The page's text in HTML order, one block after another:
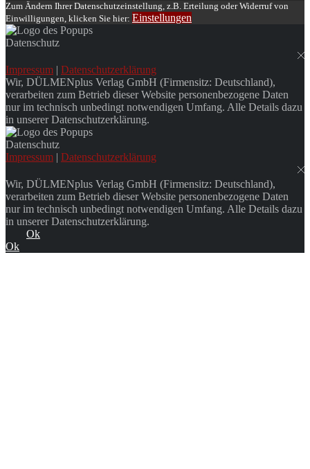
Zum Ändern Ihrer Datenschutzeinstellung, z.B. Erteilung oder Widerruf von
Einwilligungen, klicken Sie hier: Einstellungen
Datenschutz
Impressum | Datenschutzerklärung
Wir, DÜLMENplus Verlag GmbH (Firmensitz: Deutschland),
verarbeiten zum Betrieb dieser Website personenbezogene Daten
nur im technisch unbedingt notwendigen Umfang. Alle Details dazu
in unserer Datenschutzerklärung.
Datenschutz
Impressum | Datenschutzerklärung
Wir, DÜLMENplus Verlag GmbH (Firmensitz: Deutschland),
verarbeiten zum Betrieb dieser Website personenbezogene Daten
nur im technisch unbedingt notwendigen Umfang. Alle Details dazu
in unserer Datenschutzerklärung.
Ok
Ok